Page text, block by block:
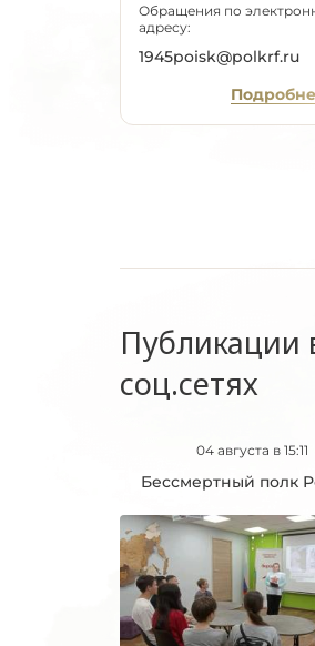
Обращения по
адресу:
1945poisk@polkrf.ru
Публикации
соц.сетях
04 августа в 15:11
Бессмертный полк